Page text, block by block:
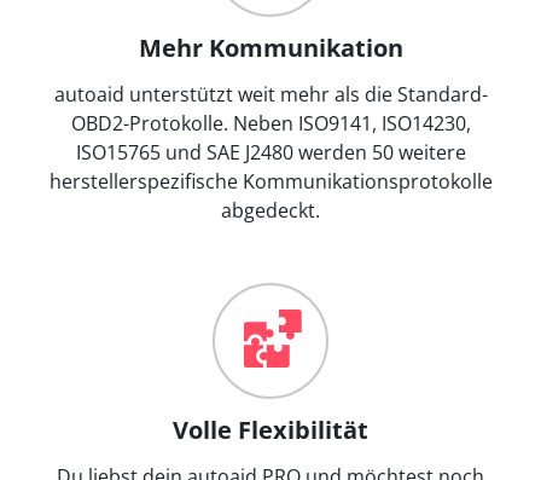
Mehr Kommunikation
autoaid unterstützt weit mehr als die Standard-
OBD2-Protokolle. Neben ISO9141, ISO14230,
ISO15765 und SAE J2480 werden 50 weitere
herstellerspezifische Kommunikationsprotokolle
abgedeckt.
Volle Flexibilität